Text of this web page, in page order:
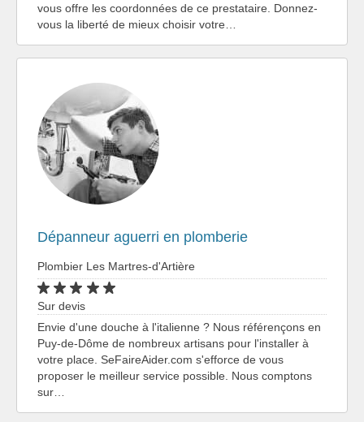
vous offre les coordonnées de ce prestataire. Donnez-
vous la liberté de mieux choisir votre…
Dépanneur aguerri en plomberie
Plombier Les Martres-d'Artière
Sur devis
Envie d'une douche à l'italienne ? Nous référençons en
Puy-de-Dôme de nombreux artisans pour l'installer à
votre place. SeFaireAider.com s'efforce de vous
proposer le meilleur service possible. Nous comptons
sur…